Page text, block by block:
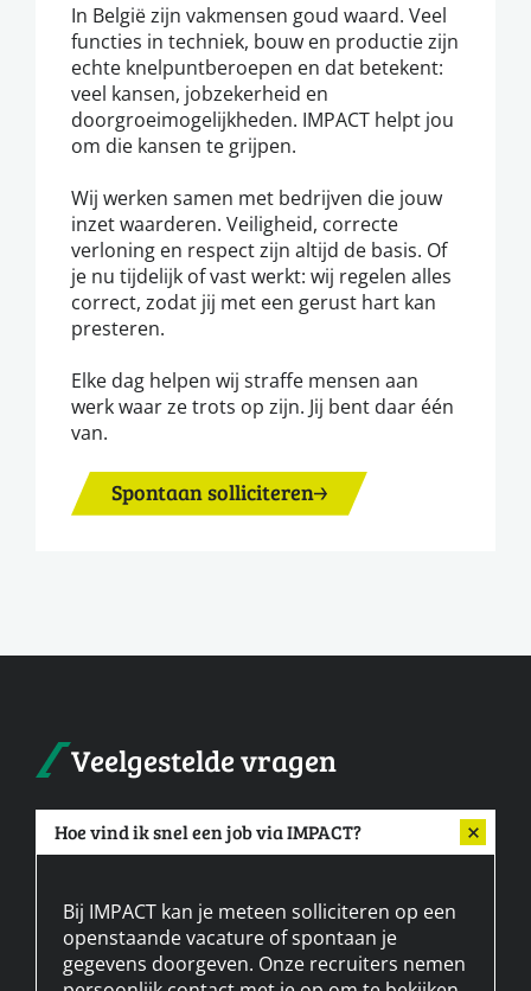
In België zijn vakmensen goud waard. Veel
functies in techniek, bouw en productie zijn
echte knelpuntberoepen en dat betekent:
veel kansen, jobzekerheid en
doorgroeimogelijkheden. IMPACT helpt jou
om die kansen te grijpen.
Wij werken samen met bedrijven die jouw
inzet waarderen. Veiligheid, correcte
verloning en respect zijn altijd de basis. Of
je nu tijdelijk of vast werkt: wij regelen alles
correct, zodat jij met een gerust hart kan
presteren.
Elke dag helpen wij straffe mensen aan
werk waar ze trots op zijn. Jij bent daar één
van.
Spontaan solliciteren
Veelgestelde vragen
Hoe vind ik snel een job via IMPACT?
Bij IMPACT kan je meteen solliciteren op een
openstaande vacature of spontaan je
gegevens doorgeven. Onze recruiters nemen